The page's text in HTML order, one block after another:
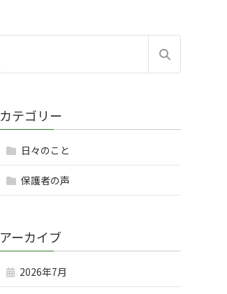
カテゴリー
日々のこと
保護者の声
アーカイブ
2026年7月